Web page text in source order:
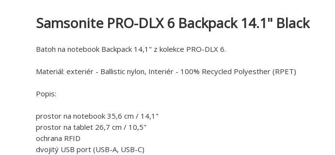
Samsonite PRO-DLX 6 Backpack 14.1" Black
Batoh na notebook Backpack 14,1" z kolekce PRO-DLX 6.
Materiál: exteriér - Ballistic nylon, Interiér - 100% Recycled Polyesther (RPET)
Popis:
prostor na notebook 35,6 cm / 14,1"
prostor na tablet 26,7 cm / 10,5"
ochrana RFID
dvojitý USB port (USB-A, USB-C)